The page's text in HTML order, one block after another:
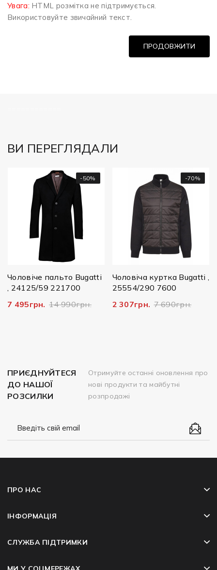
Увага: HTML розмітка не підтримується.
Використовуйте звичайний текст.
ПРОДОВЖИТИ
ВИ ПЕРЕГЛЯДАЛИ
-50%
Чоловіче пальто Bugatti
, 24125/59 221700
7 495грн. 14 990грн.
-70%
Чоловіча куртка Bugatti ,
25554/290 7600
2 307грн. 7 690грн.
ПРИЄДНУЙТЕСЯ
ДО НАШОЇ
РОЗСИЛКИ
Отримуйте останні оновлення про
нові продукти та майбутні
розпродажі
ПРО НАС
ІНФОРМАЦІЯ
СЛУЖБА ПІДТРИМКИ